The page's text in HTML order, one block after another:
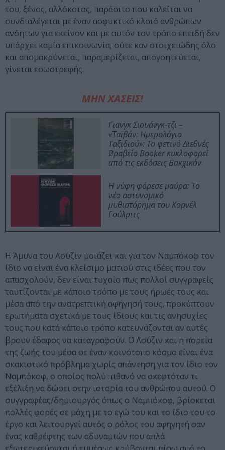
του, ξένος, αλλόκοτος, παράσιτο που καλείται να
συνδιαλέγεται με έναν ασφυκτικό κλοιό ανθρώπων
ανόητων για εκείνον και με αυτόν τον τρόπο επειδή δεν
υπάρχει καμία επικοινωνία, ούτε καν στοιχειώδης όλο
και απομακρύνεται, παραμερίζεται, απογοητεύεται,
γίνεται εσωστρεφής.
ΜΗΝ ΧΑΣΕΙΣ!
Γιανγκ Σιουάνγκ-τζι –
«Ταϊβάν: Ημερολόγιο
Ταξιδιού»: Το φετινό Διεθνές
Βραβείο Booker κυκλοφορεί
από τις εκδόσεις Βακχικόν
Η νύφη φόρεσε μαύρα: Το
νέο αστυνομικό
μυθιστόρημα του Κορνέλ
Γούλριτς
Η Άμυνα του Λούζιν μοιάζει και για τον Ναμπόκοφ τον
ίδιο να είναι ένα κλείσιμο ματιού στις ιδέες που τον
απασχολούν, δεν είναι τυχαίο πως πολλοί συγγραφείς
ταυτίζονται με κάποιο τρόπο με τους ήρωές τους και
μέσα από την ανατρεπτική αφήγησή τους, προκύπτουν
ερωτήματα σχετικά με τους ίδιους και τις ανησυχίες
τους που κατά κάποιο τρόπο κατευνάζονται αν αυτές
βρουν έδαφος να καταγραφούν. Ο Λούζιν και η πορεία
της ζωής του μέσα σε έναν κοινότοπο κόσμο είναι ένα
σκακιστικό πρόβλημα χωρίς απάντηση για τον ίδιο τον
Ναμπόκοφ, ο οποίος πολύ πιθανό να σκεφτόταν τι
εξέλιξη να δώσει στην ιστορία του ανθρώπου αυτού. Ο
συγγραφέας/δημιουργός όπως ο Ναμπόκοφ, βρίσκεται
πολλές φορές σε μάχη με το εγώ του και το ίδιο του το
έργο και λειτουργεί αυτός ο ρόλος του αφηγητή σαν
ένας καθρέφτης των αδυναμιών που απλά